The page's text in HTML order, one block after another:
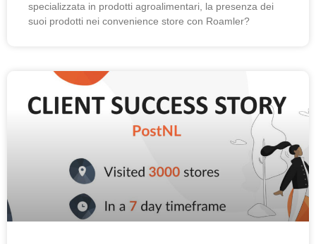
specializzata in prodotti agroalimentari, la presenza dei
suoi prodotti nei convenience store con Roamler?